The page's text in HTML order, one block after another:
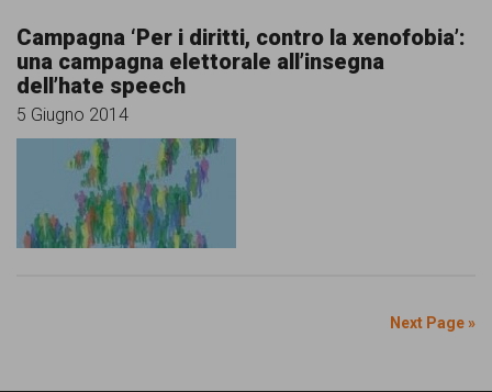
Campagna ‘Per i diritti, contro la xenofobia’:
una campagna elettorale all’insegna
dell’hate speech
5 Giugno 2014
Next Page »